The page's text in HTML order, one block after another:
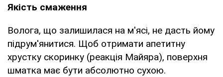
Якість смаження
Волога, що залишилася на м'ясі, не дасть йому
підрум'янитися. Щоб отримати апетитну
хрустку скоринку (реакція Майяра), поверхня
шматка має бути абсолютно сухою.